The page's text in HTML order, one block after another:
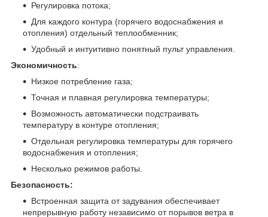
Регулировка потока;
Для каждого контура (горячего водоснабжения и
отопления) отдельный теплообменник;
Удобный и интуитивно понятный пульт управления.
Экономичность:
Низкое потребление газа;
Точная и плавная регулировка температуры;
Возможность автоматически подстраивать
температуру в контуре отопления;
Отдельная регулировка температуры для горячего
водоснабжения и отопления;
Несколько режимов работы.
Безопасность:
Встроенная защита от задувания обеспечивает
непрерывную работу независимо от порывов ветра в